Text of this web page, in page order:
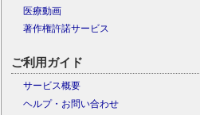
医療動画
著作権許諾サービス
ご利用ガイド
サービス概要
ヘルプ・お問い合わせ